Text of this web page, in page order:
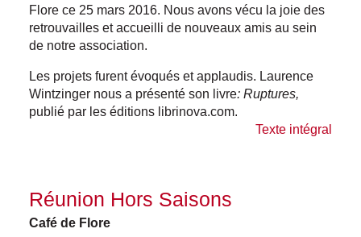
Flore ce 25 mars 2016. Nous avons vécu la joie des
retrouvailles et accueilli de nouveaux amis au sein
de notre association.
Les projets furent évoqués et applaudis. Laurence
Wintzinger nous a présenté son livre: Ruptures,
publié par les éditions librinova.com.
Texte intégral
Réunion Hors Saisons
Café de Flore